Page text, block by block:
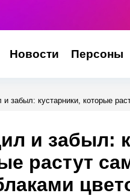
Новости Персоны
и забыл: кустарники, которые
и забыл:
растут